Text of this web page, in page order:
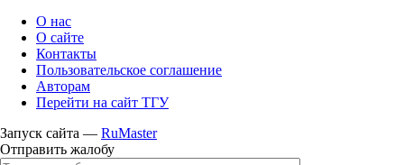
О нас
О сайте
Контакты
Пользовательское соглашение
Авторам
Перейти на сайт ТГУ
Запуск сайта — RuMaster
Отправить жалобу